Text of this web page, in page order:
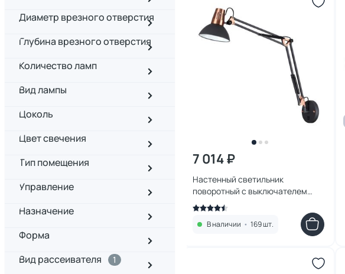
Диаметр врезного отверстия
Глубина врезного отверстия
Количество ламп
Вид лампы
Цоколь
Цвет свечения
Тип помещения
Управление
Назначение
Форма
Вид рассеивателя
1
7 014 ₽
Настенный светильник
поворотный с выключателем
Odeon Light KAPAL 3318/1W
В наличии • 169 шт.